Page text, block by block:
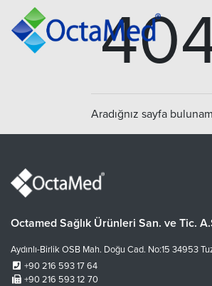
Aradığnız sayfa
Octamed Sağlık Ürünleri San. ve Tic.
Aydınlı-Birlik OSB Mah. Doğu Cad. No:15 34953
+90 216 593 17 64
+90 216 593 12 70